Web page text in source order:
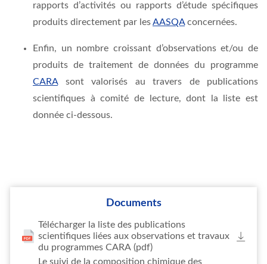
rapports d’activités ou rapports d’étude spécifiques
produits directement par lesAASQAconcernées.
Enfin, un nombre croissant d’observations et/ou de
produits de traitement de données du programme
CARAsont valorisés au travers de publications
scientifiques à comité de lecture, dont la liste est
donnée ci-dessous.
Documents
Télécharger la liste des publications
scientifiques liées aux observations et travaux
du programmes CARA (pdf)
Le suivi de la composition chimique des